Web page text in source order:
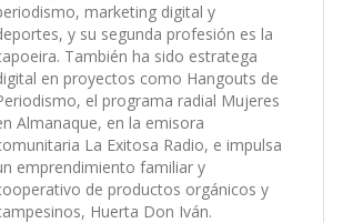
marketing digital y
y su segunda profesión es la
También ha sido estratega
en proyectos como Hangouts de
el programa radial Mujeres
Almanaque, en la emisora
La Exitosa Radio, e impulsa
emprendimiento familiar y
de productos orgánicos y
Huerta Don Iván.